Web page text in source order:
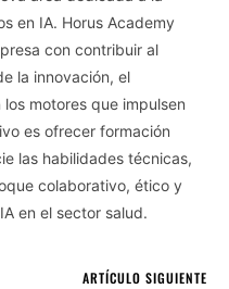
en IA. Horus Academy
con contribuir al
la innovación, el
motores que impulsen
es ofrecer formación
las habilidades técnicas,
colaborativo, ético y
en el sector salud.
ARTÍCULO SIGUIENTE